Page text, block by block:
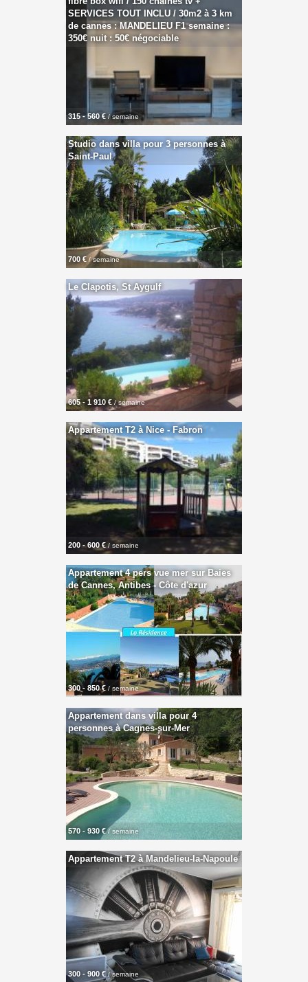
SERVICES TOUT INCLU / 30m2 à 3 km
de cannes : MANDELIEU F1 semaine :
350€ nuit : 50€ négociable
315 - 560 €/ semaine
Studio dans villa pour 3 personnes à
Saint-Paul
700 €/ semaine
Le Clapotis, St Aygulf
605 - 1 910 € / semaine
Appartement T2 à Nice - Fabron
200 - 600 €/ semaine
Appartement 4 pers vue mer sur Baies
de Cannes, Antibes - Côte d'azur
300 - 850 € / semaine
Appartement dans villa pour 4
personnes à Cagnes-sur-Mer
570 - 930 €/ semaine
Appartement T2 à Mandelieu-la-Napoule
300 - 900 €/ semaine